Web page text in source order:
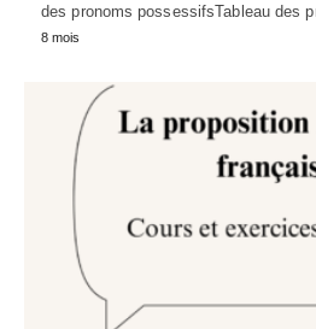
des pronoms possessifsTableau des
8 mois